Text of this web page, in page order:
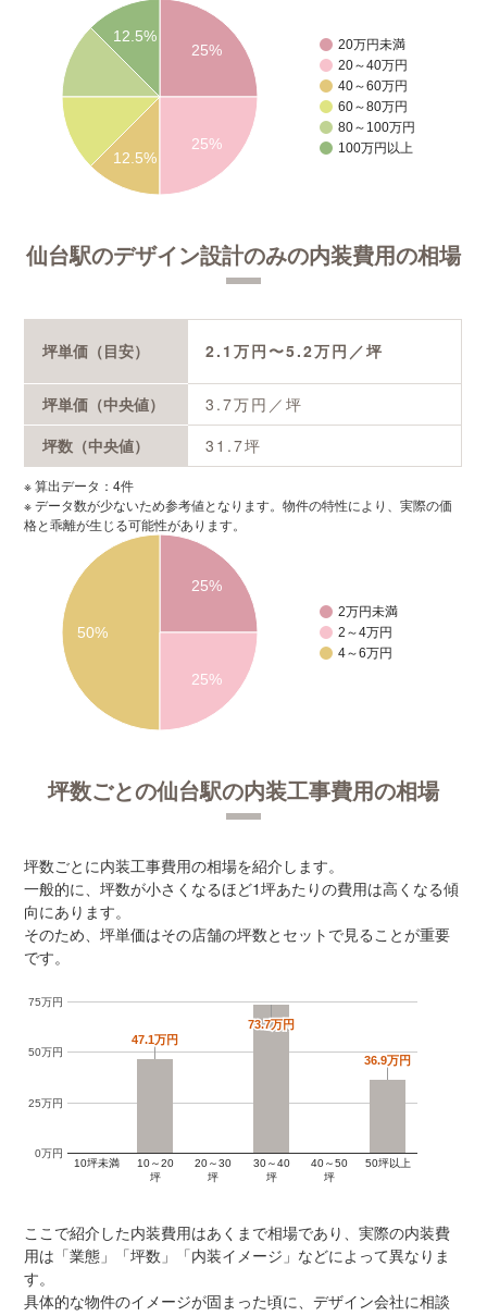
20万円未満
20～40万円
40～60万円
60～80万円
80～100万円
100万円以上
25%
12.5%
12.5%
25%
仙台駅のデザイン設計のみの内装費用の相場
坪単価（目安） 2.1万円〜5.2万円／坪
坪単価（中央値） 3.7万円／坪
坪数（中央値）
31.7坪
※ 算出データ：4件
※ データ数が少ないため参考値となります。物件の特性により、実際の価
格と乖離が生じる可能性があります。
2万円未満
2～4万円
4～6万円
25%
50%
25%
坪数ごとの仙台駅の内装工事費用の相場
坪数ごとに内装工事費用の相場を紹介します。
一般的に、坪数が小さくなるほど1坪あたりの費用は高くなる傾
向にあります。
そのため、坪単価はその店舗の坪数とセットで見ることが重要
です。
10坪未満
10～20
坪
20～30
坪
30～40
坪
40～50
坪
50坪以上
0万円
25万円
50万円
75万円
47.1万円
47.1万円
73.7万円
73.7万円
36.9万円
36.9万円
ここで紹介した内装費用はあくまで相場であり、実際の内装費
用は「業態」「坪数」「内装イメージ」などによって異なりま
す。
具体的な物件のイメージが固まった頃に、デザイン会社に相談